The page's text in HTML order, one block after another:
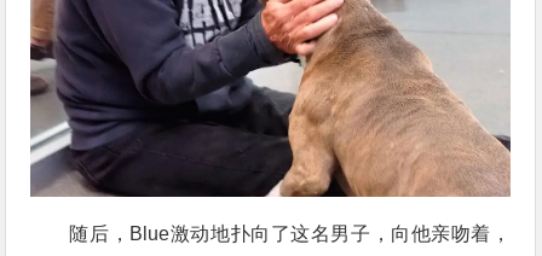
随后，Blue激动地扑向了这名男子，向他亲吻着，